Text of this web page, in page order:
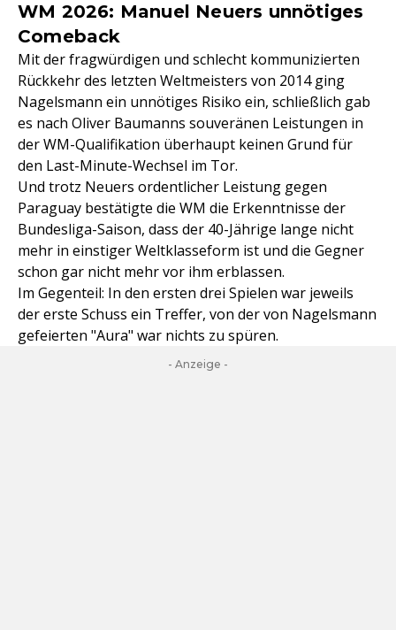
WM 2026: Manuel Neuers unnötiges
Comeback
Mit der fragwürdigen und schlecht kommunizierten
Rückkehr des letzten Weltmeisters von 2014 ging
Nagelsmann ein unnötiges Risiko ein, schließlich gab
es nach Oliver Baumanns souveränen Leistungen in
der WM-Qualifikation überhaupt keinen Grund für
den Last-Minute-Wechsel im Tor.
Und trotz Neuers ordentlicher Leistung gegen
Paraguay bestätigte die WM die Erkenntnisse der
Bundesliga-Saison, dass der 40-Jährige lange nicht
mehr in einstiger Weltklasseform ist und die Gegner
schon gar nicht mehr vor ihm erblassen.
Im Gegenteil: In den ersten drei Spielen war jeweils
der erste Schuss ein Treffer, von der von Nagelsmann
gefeierten "Aura" war nichts zu spüren.
- Anzeige -